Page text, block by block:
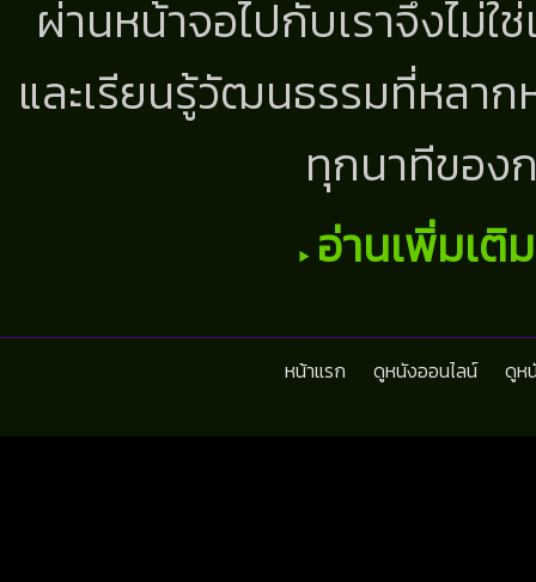
ผ่านหน้าจอไปกับเราจึงไม่
และเรียนรู้วัฒนธรรมที่หลา
ทุกนาทีขอ
อ่านเพิ่มเติ
หน้าแรก ดูหนังออนไลน์ ดูห